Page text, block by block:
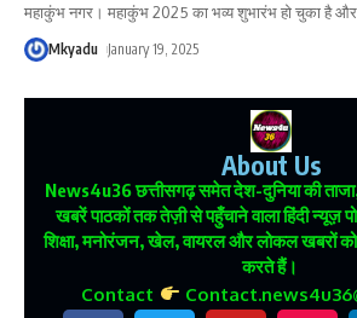
महाकुंभ नगर। महाकुंभ 2025 का भव्य शुभारंभ हो चुका है
Mkyadu January 19, 2025
About Us
News4u36छत्तीसगढ़ समेत देश-दुनिया की
खबरें पाठकों तक तेज़ी से पहुँचाने वाला हिंदी न्यूज़
शिक्षा, मनोरंजन, खेल, वायरल और लोकल खबरों को
करते हैं।
Contact